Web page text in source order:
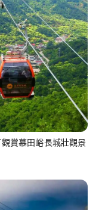
賞慕田峪長城壯觀景